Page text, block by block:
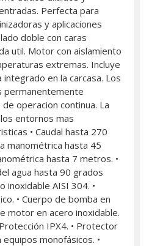
Perfecta para
y aplicaciones
doble con caras
util. Motor con aislamiento
extremas. Incluye
en la carcasa. Los
permanentemente
operacion continua. La
entornos mas
• Caudal hasta 270
manométrica hasta 45
hasta 7 metros. •
agua hasta 90 grados
inoxidable AISI 304. •
• Cuerpo de bomba en
motor en acero inoxidable.
IPX4. • Protector
monofásicos. •